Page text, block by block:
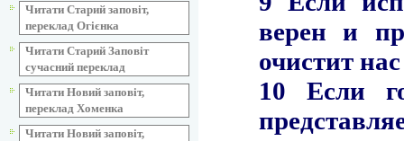
Читати Старий заповіт,
переклад Огієнка
Читати Старий Заповіт
сучасний переклад
Читати Новий заповіт,
переклад Хоменка
Читати Новий заповіт,